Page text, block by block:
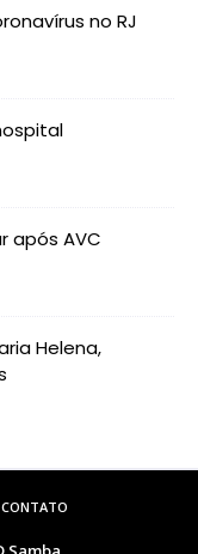
no RJ
após AVC
Helena,
CONTATO